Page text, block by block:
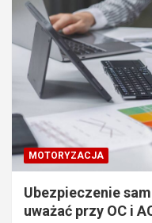
MOTORYZACJA
Ubezpieczenie
uważać przy OC i